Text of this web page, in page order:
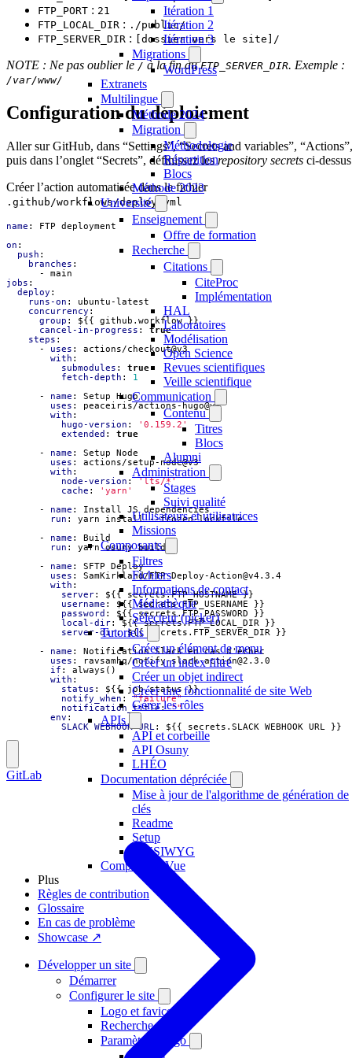
Itération 1
Itération 2
Itération 3
Migrations
WordPress
Extranets
Multilingue
Méthode 2024
Migration
Méthodologie
Répartition
Blocs
Méthode 2023
Université
Enseignement
Offre de formation
Recherche
Citations
CiteProc
Implémentation
HAL
Laboratoires
Modélisation
Open Science
Revues scientifiques
Veille scientifique
Communication
Contenu
Titres
Blocs
Alumni
Administration
Stages
Suivi qualité
Utilisateurs et utilisatrices
Missions
Composants
Filtres
Fichiers
Informations de contact
Médiathèque
Sélecteur (picker)
Tutoriels
Créer un élément de menu
Créer un index filtré
Créer un objet indirect
Créer une fonctionnalité de site Web
Gérer les rôles
APIs
API et corbeille
API Osuny
LHÉO
Documentation dépréciée
Mise à jour de l'algorithme de génération de
clés
Readme
Setup
WYSIWYG
Composants Vue
Plus
Règles de contribution
Glossaire
En cas de problème
Showcase ↗
Développer un site
Démarrer
Configurer le site
Logo et favicon
Recherche
Paramètres Hugo
FTP_PORT : 21
FTP_LOCAL_DIR : ./public/
FTP_SERVER_DIR : [dossier vers le site]/
NOTE : Ne pas oublier le / à la fin duFTP_SERVER_DIR. Exemple :
/var/www/
Configuration du déploiement
Aller sur GitHub, dans “Settings”, “Secrets and variables”, “Actions”,
puis dans l’onglet “Secrets”, définissez lesrepository secrets ci-
Créer l’action automatisée dans le fichier
.github/workflows/deploy.yml
name :
FTP deployment
on :
push :
branches :
- main
jobs :
deploy :
runs-on :
ubuntu-latest
concurrency :
group :
${{ github.workflow }}
cancel-in-progress :
true
steps :
- uses :
actions/checkout@v3
with :
submodules :
true
fetch-depth :
1
- name :
Setup Hugo
uses :
peaceiris/actions-hugo@v2
with :
hugo-version :
'0.159.2'
extended :
true
- name :
Setup Node
uses :
actions/setup-node@v3
with :
node-version :
'lts/*'
cache :
'yarn'
- name :
Install JS dependencies
run :
yarn install --frozen-lockfile
- name :
Build
run :
yarn osuny build
- name :
SFTP Deploy
uses :
SamKirkland/FTP-Deploy-Action@v4.3.4
with :
server:
${{ secrets.FTP_HOSTNAME }}
username :
${{ secrets.FTP_USERNAME }}
password :
${{ secrets.FTP_PASSWORD }}
local-dir:
${{ secrets.FTP_LOCAL_DIR }}
server-dir: ${{ secrets.FTP_SERVER_DIR }}
- name :
Notification Slack en cas d'échec
uses :
ravsamhq/notify-slack-action@2.3.0
if :
always()
with :
status :
${{ job.status }}
notify_when :
"failure"
notification_title : ""
env :
SLACK_WEBHOOK_URL
: ${{ secrets.SLACK_WEBHOOK_URL }}
GitLab